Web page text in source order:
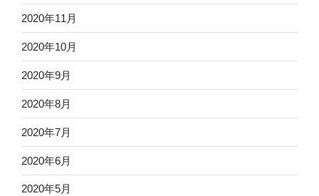
2020年11月
2020年10月
2020年9月
2020年8月
2020年7月
2020年6月
2020年5月